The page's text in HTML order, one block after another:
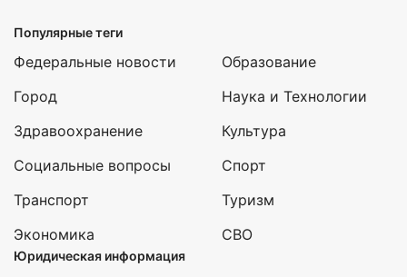
Популярные теги
Федеральные новости
Город
Здравоохранение
Социальные вопросы
Транспорт
Экономика
Образование
Наука и Технологии
Культура
Спорт
Туризм
СВО
Юридическая информация